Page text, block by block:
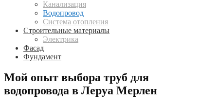
Канализация
Водопровод
Система отопления
Строительные материалы
Электрика
Фасад
Фундамент
Мой опыт выбора труб для
водопровода в Леруа Мерлен